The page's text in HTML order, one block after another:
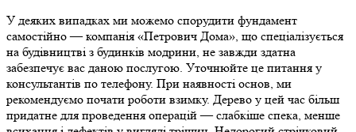
У деяких випадках ми можемо спорудити фундамент
самостійно — компанія «Петрович Дома», що спеціалізується
на будівництві з будинків модрини, не завжди здатна
забезпечує вас даною послугою. Уточнюйте це питання у
консультантів по телефону. При наявності основ, ми
рекомендуємо почати роботи взимку. Дерево у цей час більш
придатне для проведення операцій — слабкіше спека, менше